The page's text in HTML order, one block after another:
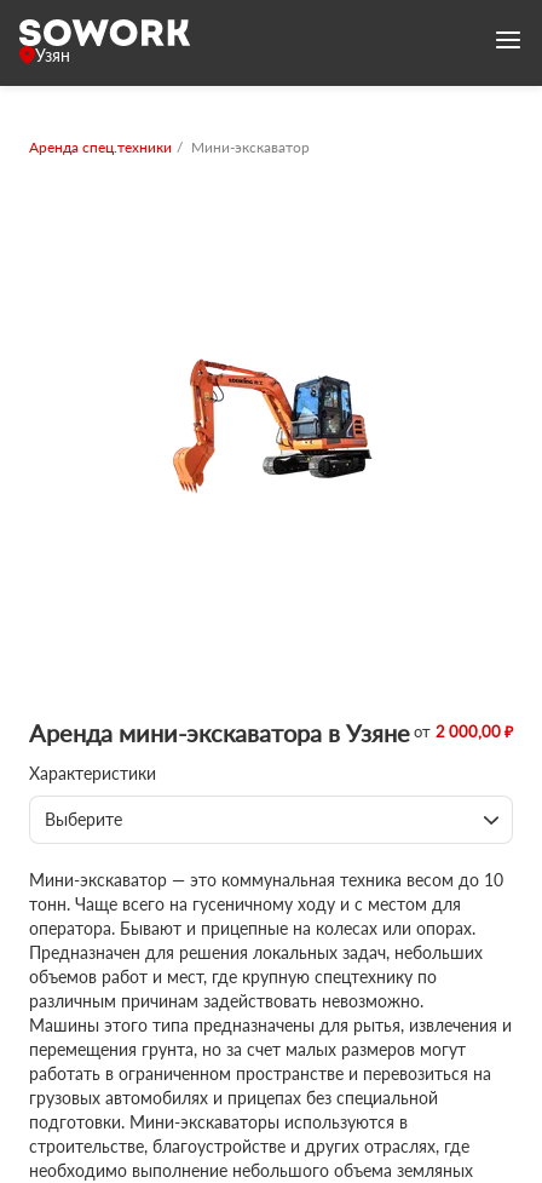
Узян
Аренда спец.техники Мини-экскаватор
Аренда мини-экскаватора в Узяне от 2 000,00 ₽
Характеристики
Выберите
Мини-экскаватор — это коммунальная техника весом до 10
тонн. Чаще всего на гусеничному ходу и с местом для
оператора. Бывают и прицепные на колесах или опорах.
Предназначен для решения локальных задач, небольших
объемов работ и мест, где крупную спецтехнику по
различным причинам задействовать невозможно.
Машины этого типа предназначены для рытья, извлечения и
перемещения грунта, но за счет малых размеров могут
работать в ограниченном пространстве и перевозиться на
грузовых автомобилях и прицепах без специальной
подготовки. Мини-экскаваторы используются в
строительстве, благоустройстве и других отраслях, где
необходимо выполнение небольшого объема земляных